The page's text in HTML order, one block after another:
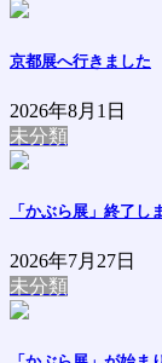
京都展へ行きました
2026年8月1日
未分類
「かぶら展」終了し
2026年7月27日
未分類